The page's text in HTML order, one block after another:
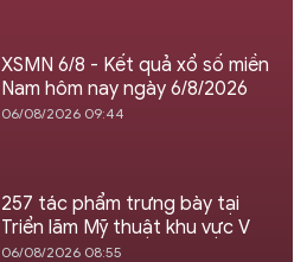
XSMN 6/8 - Kết quả xổ số miền
Nam hôm nay ngày 6/8/2026
06/08/2026 09:44
257 tác phẩm trưng bày tại
Triển lãm Mỹ thuật khu vực V
06/08/2026 08:55